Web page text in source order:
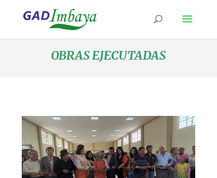
OBRAS EJECUTADAS